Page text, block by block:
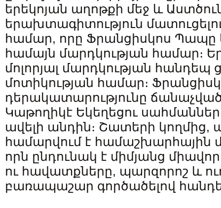
երեկոյան աղոթքի մեջ և
երախտագիտություն
համար, որը Ֆրանցիսկոս Պապը
համայն մարդկության համար։
մոլորյալ մարդկության
մոտիկության համար։
դերակատարությունը
Կաթողիկէ Եկեղեցու
ավելի անդին։ Շատերի կողմից,
համարվում է համաշխարհային
որն ընդունակ է միմյանց
ու հավատքները, պարզորոշ և
բառապաշար գործածելով